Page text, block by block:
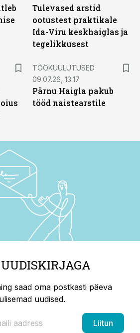
Tulevased arstid
ootustest praktikale
Ida-Viru keskhaiglas ja
tegelikkusest
TÖÖKUULUTUSED
09.07.26, 13:17
Pärnu Haigla pakub
tööd naistearstile
saad oma postkasti päeva
uudised.
Liitun